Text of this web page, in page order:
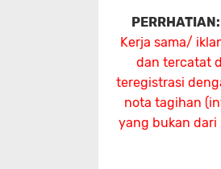
PERRHATIAN:
Kerja sama/
dan tercatat
teregistrasi
nota tagihan
yang bukan dari